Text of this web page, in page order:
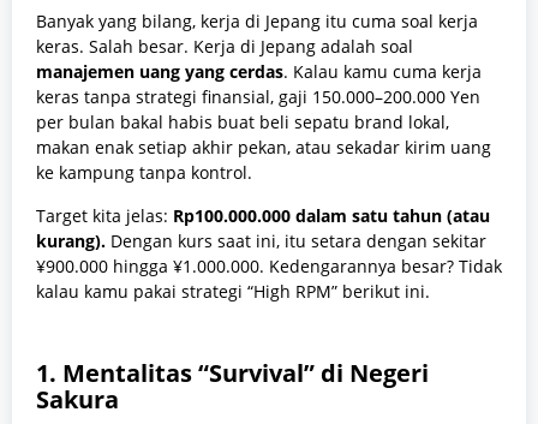
Banyak yang bilang, kerja di Jepang itu cuma soal kerja
keras. Salah besar. Kerja di Jepang adalah soal
manajemen uang yang cerdas. Kalau kamu cuma kerja
keras tanpa strategi finansial, gaji 150.000–200.000 Yen
per bulan bakal habis buat beli sepatu brand lokal,
makan enak setiap akhir pekan, atau sekadar kirim uang
ke kampung tanpa kontrol.
Target kita jelas: Rp100.000.000 dalam satu tahun (atau
kurang). Dengan kurs saat ini, itu setara dengan sekitar
¥900.000 hingga ¥1.000.000. Kedengarannya besar? Tidak
kalau kamu pakai strategi “High RPM” berikut ini.
1. Mentalitas “Survival” di Negeri
Sakura